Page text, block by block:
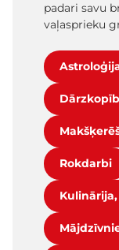
padari savu
vaļasprieku
Rokdarbi